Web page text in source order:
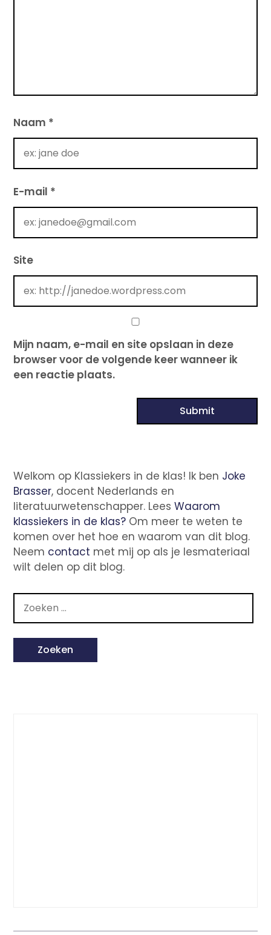
Naam *
E-mail *
Site
Mijn naam, e-mail en site opslaan in deze
browser voor de volgende keer wanneer ik
een reactie plaats.
Welkom op Klassiekers in de klas! Ik ben Joke
Brasser, docent Nederlands en
literatuurwetenschapper. LeesWaarom
klassiekers in de klas? Om meer te weten te
komen over het hoe en waarom van dit blog.
Neem contact met mij op als je lesmateriaal
wilt delen op dit blog.
naar: